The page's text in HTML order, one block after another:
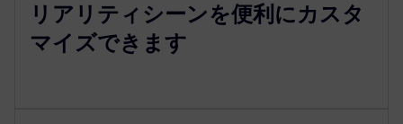
リアリティシーンを便利にカスタ
マイズできます